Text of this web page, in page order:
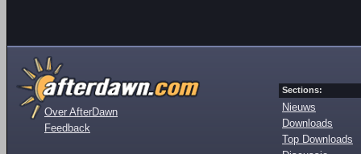
Over AfterDawn
Feedback
Sections:
Nieuws
Downloads
Top Downloads